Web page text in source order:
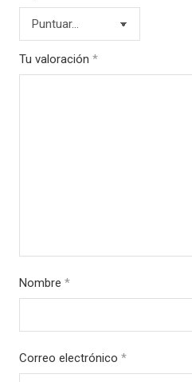
Tu valoración *
Nombre *
Correo electrónico *